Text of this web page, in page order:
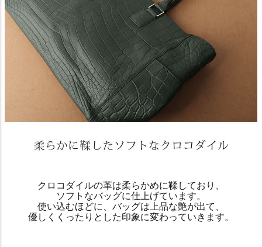
クロコダイルの革は柔らかめに鞣しており、
ソフトなバッグに仕上げています。
使い込むほどに、バッグは上品な艶が出て、
優しくくったりとした印象に変わっていきます。